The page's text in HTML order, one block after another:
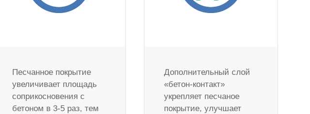
Песчанное покрытие
увеличивает площадь
соприкосновения с
бетоном в 3-5 раз, тем
Дополнительный слой
«бетон-контакт»
укрепляет песчаное
покрытие, улучшает